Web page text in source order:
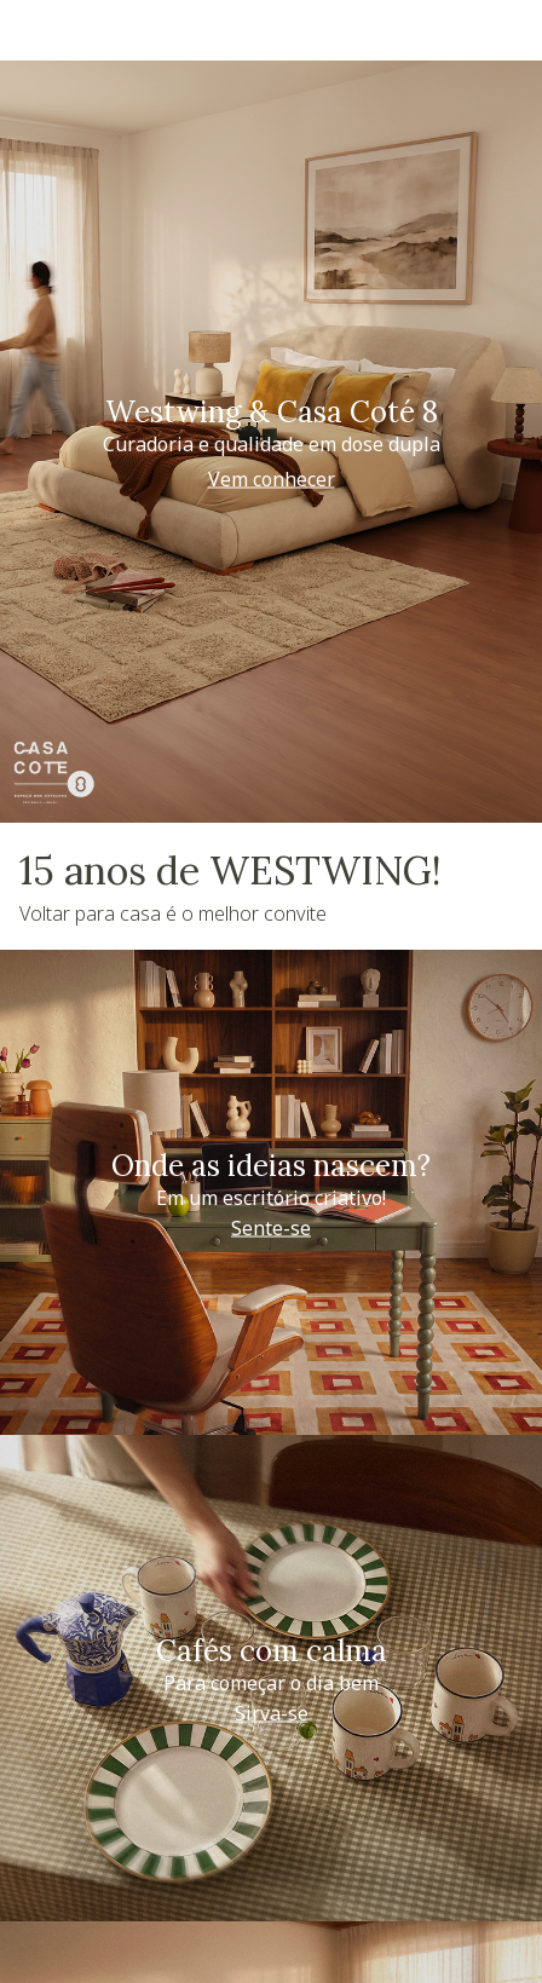
Westwing & Casa Coté 8
Curadoria e qualidade em dose dupla
Vem conhecer
15 anos de WESTWING!
Voltar para casa é o melhor convite
Onde as ideias nascem?
Em um escritório criativo!
Sente-se
Cafés com calma
Para começar o dia bem
Sirva-se